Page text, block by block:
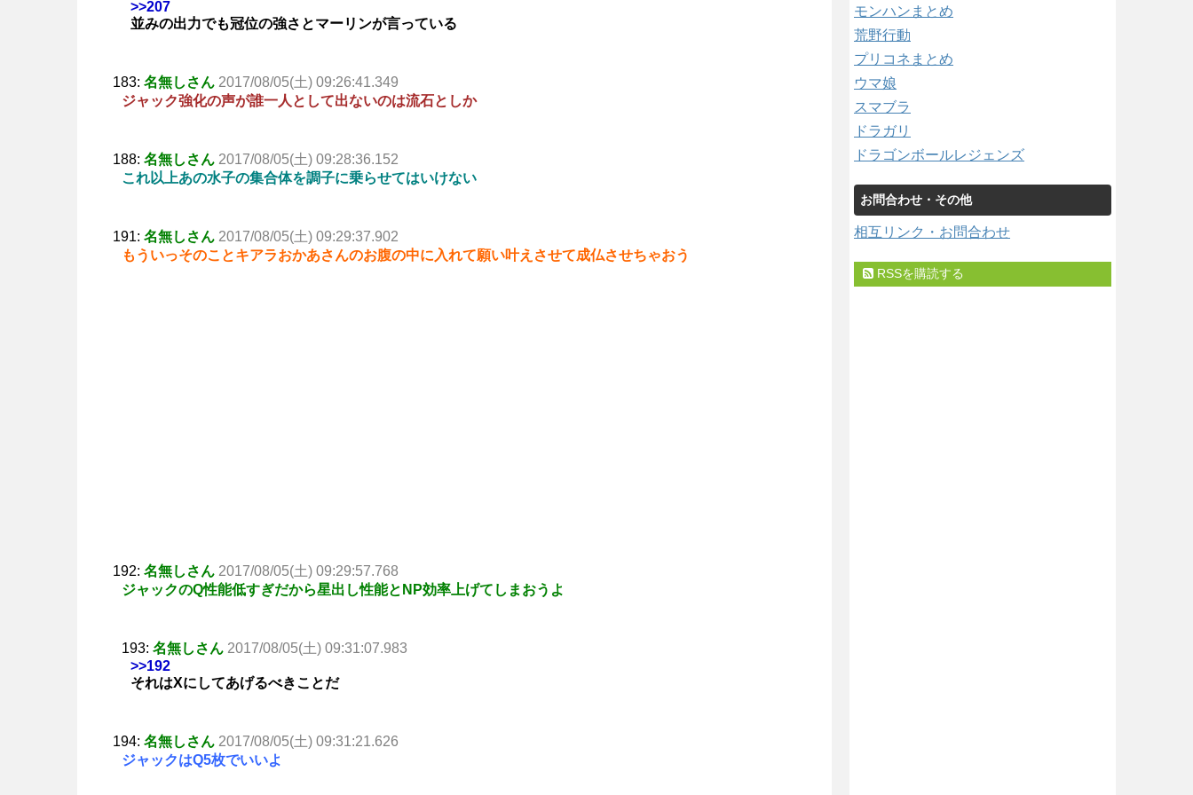
>>207
並みの出力でも冠位の強さとマーリンが言っている
183: 名無しさん 2017/08/05(土) 09:26:41.349
ジャック強化の声が誰一人として出ないのは流石としか
188: 名無しさん 2017/08/05(土) 09:28:36.152
これ以上あの水子の集合体を調子に乗らせてはいけない
191: 名無しさん 2017/08/05(土) 09:29:37.902
もういっそのことキアラおかあさんのお腹の中に入れて願い叶えさせて成仏させちゃおう
192: 名無しさん 2017/08/05(土) 09:29:57.768
ジャックのQ性能低すぎだから星出し性能とNP効率上げてしまおうよ
193: 名無しさん 2017/08/05(土) 09:31:07.983
>>192
それはXにしてあげるべきことだ
194: 名無しさん 2017/08/05(土) 09:31:21.626
ジャックはQ5枚でいいよ
モンハンまとめ
荒野行動
プリコネまとめ
ウマ娘
スマブラ
ドラガリ
ドラゴンボールレジェンズ
お問合わせ・その他
相互リンク・お問合わせ
RSSを購読する